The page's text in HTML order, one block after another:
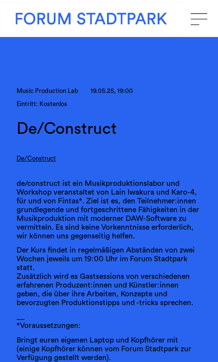
Music Production Lab 19.05.25, 19:00
Eintritt: Kostenlos
De/Construct
De/Construct
de/construct ist ein Musikproduktionslabor und
Workshop veranstaltet von Lain Iwakura und Karo-4,
für und von Fintas*. Ziel ist es, den Teilnehmer:innen
grundlegende und fortgeschrittene Fähigkeiten in der
Musikproduktion mit moderner DAW-Software zu
vermitteln. Es sind keine Vorkenntnisse erforderlich,
wir können uns gegenseitig helfen.
Der Kurs findet in regelmäßigen Abständen von zwei
Wochen jeweils um 19:00 Uhr im Forum Stadtpark
statt.
Zusätzlich wird es Gastsessions von verschiedenen
erfahrenen Produzent:innen und Künstler:innen
geben, die über ihre Arbeiten, Konzepte und
bevorzugten Produktionstipps und -tricks sprechen.
*Voraussetzungen:
Bringt euren eigenen Laptop und Kopfhörer mit
(einige Kopfhörer können vom Forum Stadtpark zur
Verfügung gestellt werden).